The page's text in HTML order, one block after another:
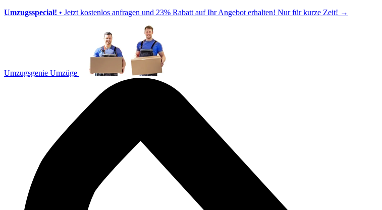
Umzugsspecial! • Jetzt kostenlos anfragen und 23% Rabatt auf Ihr Angebot erhalten! Nur für kurze Zeit! →
Umzugsgenie Umzüge